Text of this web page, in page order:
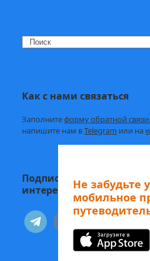
Search
Как с нами связаться
Заполнитеформу обратной связи,
напишите нам вTelegram или на
Подписывайтесь на
интересно и полезно!
telegramvkontakte
Не забудьте
мобильное